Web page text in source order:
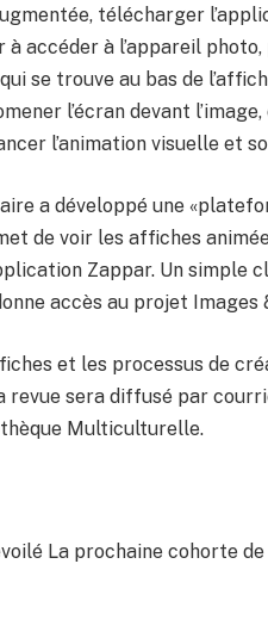
télécharger
à accéder à l’appareil
se trouve au bas de
l’écran devant l’image,
l’animation visuelle et
a développé une
de voir les affiches
Zappar. Un simple
accès au projet Images
et les processus de
revue sera diffusé par
Multiculturelle.
La prochaine cohorte